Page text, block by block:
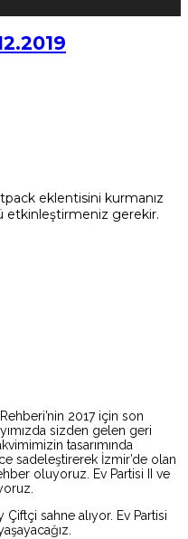
eklentisini kurmanız
etkinleştirmeniz gerekir.
2017 için son
sizden gelen geri
tasarımında
sadeleştirerek İzmir’de olan
oluyoruz. Ev Partisi II ve
Çiftçi sahne alıyor. Ev Partisi